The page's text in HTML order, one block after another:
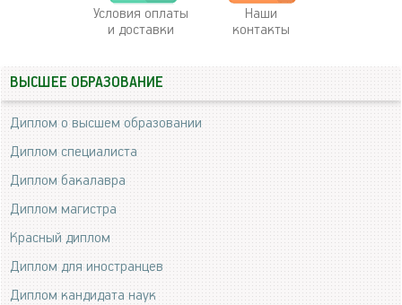
Условия оплаты
и доставки
Наши
контакты
ВЫСШЕЕ ОБРАЗОВАНИЕ
Диплом о высшем образовании
Диплом специалиста
Диплом бакалавра
Диплом магистра
Красный диплом
Диплом для иностранцев
Диплом кандидата наук